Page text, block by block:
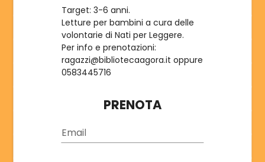
ISCRIVITI
Target: 3-6 anni.
Letture per bambini a cura delle
volontarie di Nati per Leggere.
Per info e prenotazioni:
ragazzi@bibliotecaagora.it oppure
0583445716
PRENOTA
Email